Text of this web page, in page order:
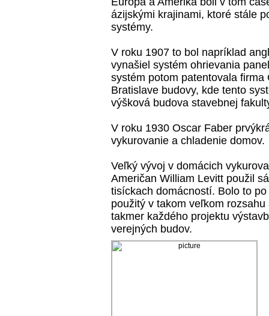
ázijskými krajinami, ktoré stále
systémy.
V roku 1907 to bol napríklad
vynašiel systém ohrievania
systém potom patentovala
Bratislave budovy, kde tento
výšková budova stavebnej
V roku 1930 Oscar Faber
vykurovanie a chladenie domov.
Veľký vývoj v domácich
Američan William Levitt použil
tisíckach domácností. Bolo to
použitý v takom veľkom
takmer každého projektu
verejných budov.